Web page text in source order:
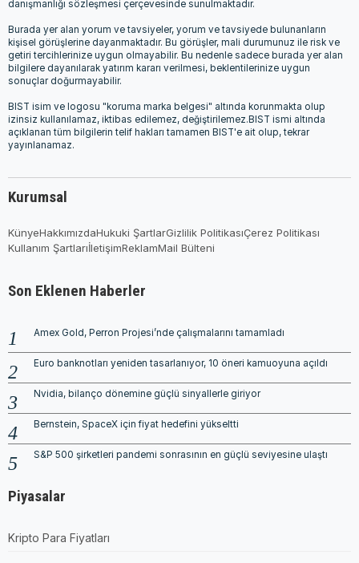
danışmanlığı sözleşmesi çerçevesinde sunulmaktadır.
Burada yer alan yorum ve tavsiyeler, yorum ve tavsiyede bulunanların
kişisel görüşlerine dayanmaktadır. Bu görüşler, mali durumunuz ile risk ve
getiri tercihlerinize uygun olmayabilir. Bu nedenle sadece burada yer alan
bilgilere dayanılarak yatırım kararı verilmesi, beklentilerinize uygun
sonuçlar doğurmayabilir.
BIST isim ve logosu "koruma marka belgesi" altında korunmakta olup
izinsiz kullanılamaz, iktibas edilemez, değiştirilemez.BIST ismi altında
açıklanan tüm bilgilerin telif hakları tamamen BIST'e ait olup, tekrar
yayınlanamaz.
Kurumsal
KünyeHakkımızdaHukuki ŞartlarGizlilik PolitikasıÇerez Politikası
Kullanım ŞartlarıİletişimReklamMail Bülteni
Son Eklenen Haberler
Amex Gold, Perron Projesi’nde çalışmalarını tamamladı
Euro banknotları yeniden tasarlanıyor, 10 öneri kamuoyuna açıldı
Nvidia, bilanço dönemine güçlü sinyallerle giriyor
Bernstein, SpaceX için fiyat hedefini yükseltti
S&P 500 şirketleri pandemi sonrasının en güçlü seviyesine ulaştı
Piyasalar
Kripto Para Fiyatları